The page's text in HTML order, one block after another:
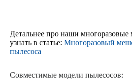
Детальнее про наши
узнать в статье: Многоразовый
пылесоса
Совместимые модели пылесосов: